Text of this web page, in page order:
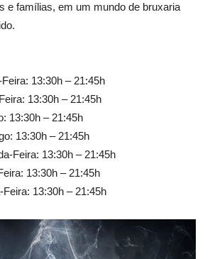
e famílias, em um mundo de bruxaria
13:30h – 21:45h
13:30h – 21:45h
13:30h – 21:45h
13:30h – 21:45h
Feira: 13:30h – 21:45h
13:30h – 21:45h
13:30h – 21:45h